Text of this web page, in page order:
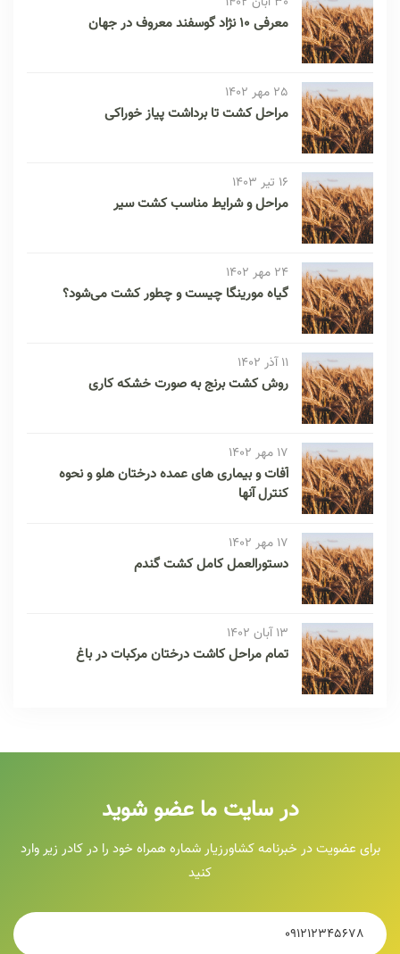
معرفی 10 نژاد گوسفند معروف در جهان
25 مهر 1402
مراحل کشت تا برداشت پیاز خوراکی
16 تیر 1403
مراحل و شرایط مناسب کشت سیر
24 مهر 1402
گیاه مورینگا چیست و چطور کشت می‌شود؟
11 آذر 1402
روش کشت برنج به صورت خشکه کاری
17 مهر 1402
آفات و بیماری های عمده درختان هلو و نحوه
کنترل آنها
17 مهر 1402
دستورالعمل کامل کشت گندم
13 آبان 1402
تمام مراحل کاشت درختان مرکبات در باغ
در سایت ما عضو شوید
برای عضویت در خبرنامه کشاورزیار شماره همراه خود را در کادر زیر وارد
کنید